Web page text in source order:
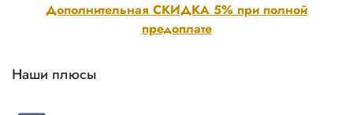
Дополнительная СКИДКА 5% при полной
предоплате
Наши плюсы